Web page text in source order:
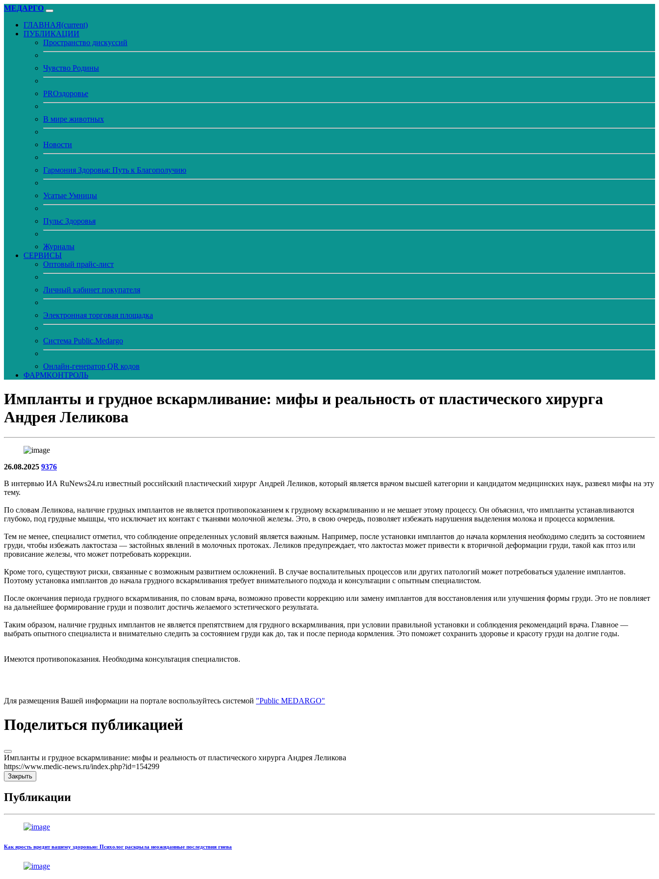
МЕДАРГО
ГЛАВНАЯ(current)
ПУБЛИКАЦИИ
Пространство дискуссий
Чувство Родины
PROздоровье
В мире животных
Новости
Гармония Здоровья: Путь к Благополучию
Усатые Умницы
Пульс Здоровья
Журналы
CЕРВИСЫ
Оптовый прайс-лист
Личный кабинет покупателя
Электронная торговая площадка
Система Public.Medargo
Онлайн-генератор QR кодов
ФАРМКОНТРОЛЬ
Импланты и грудное вскармливание: мифы и реальность от пластического хирурга
Андрея Леликова
26.08.2025 9376
В интервью ИА RuNews24.ru известный российский пластический хирург Андрей Леликов, который является врачом высшей категории и кандидатом медицинских наук, развеял мифы на эту
тему.
По словам Леликова, наличие грудных имплантов не является противопоказанием к грудному вскармливанию и не мешает этому процессу. Он объяснил, что импланты устанавливаются
глубоко, под грудные мышцы, что исключает их контакт с тканями молочной железы. Это, в свою очередь, позволяет избежать нарушения выделения молока и процесса кормления.
Тем не менее, специалист отметил, что соблюдение определенных условий является важным. Например, после установки имплантов до начала кормления необходимо следить за состоянием
груди, чтобы избежать лактостаза — застойных явлений в молочных протоках. Леликов предупреждает, что лактостаз может привести к вторичной деформации груди, такой как птоз или
провисание железы, что может потребовать коррекции.
Кроме того, существуют риски, связанные с возможным развитием осложнений. В случае воспалительных процессов или других патологий может потребоваться удаление имплантов.
Поэтому установка имплантов до начала грудного вскармливания требует внимательного подхода и консультации с опытным специалистом.
После окончания периода грудного вскармливания, по словам врача, возможно провести коррекцию или замену имплантов для восстановления или улучшения формы груди. Это не повлияет
на дальнейшее формирование груди и позволит достичь желаемого эстетического результата.
Таким образом, наличие грудных имплантов не является препятствием для грудного вскармливания, при условии правильной установки и соблюдения рекомендаций врача. Главное —
выбрать опытного специалиста и внимательно следить за состоянием груди как до, так и после периода кормления. Это поможет сохранить здоровье и красоту груди на долгие годы.
Имеются противопоказания. Необходима консультация специалистов.
Для размещения Вашей информации на портале воспользуйтесь системой "Public MEDARGO"
Поделиться публикацией
Импланты и грудное вскармливание: мифы и реальность от пластического хирурга Андрея Леликова
https://www.medic-news.ru/index.php?id=154299
Закрыть
Публикации
Как ярость вредит вашему здоровью: Психолог раскрыла неожиданные последствия гнева